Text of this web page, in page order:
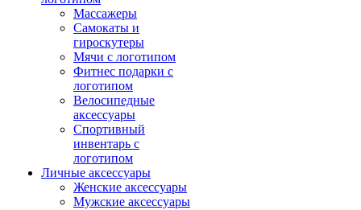
Массажеры
Самокаты и
гироскутеры
Мячи с логотипом
Фитнес подарки с
логотипом
Велосипедные
аксессуары
Спортивный
инвентарь с
логотипом
Личные аксессуары
Женские аксессуары
Мужские аксессуары